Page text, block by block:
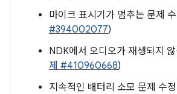
마이크 표시기가 멈추는 문제
#394002077)
NDK에서 오디오가 재생되지
제 #410960668)
지속적인 배터리 소모 문제 수